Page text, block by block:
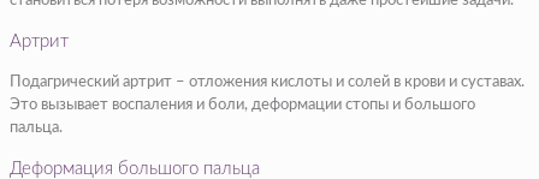
Артрит
Подагрический артрит – отложения кислоты и солей в крови и суставах.
Это вызывает воспаления и боли, деформации стопы и большого
пальца.
Деформация большого пальца